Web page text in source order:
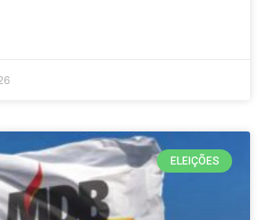
ELEIÇÕES